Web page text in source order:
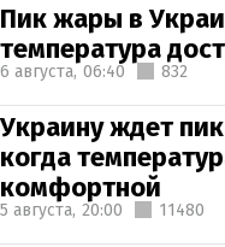
Пик жары в
температура
6 августа, 06:40 832
Украину ждет
когда
комфортной
5 августа, 20:00 11480